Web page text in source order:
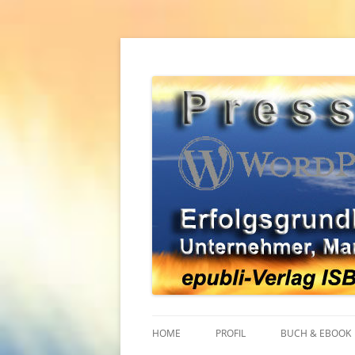
Zum
WordPress
HOME PROFIL BUCH & EBOOK